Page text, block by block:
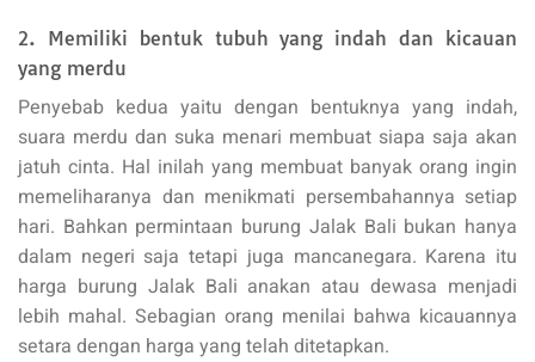
2. Memiliki bentuk tubuh yang indah dan kicauan
yang merdu
Penyebab kedua yaitu dengan bentuknya yang indah,
suara merdu dan suka menari membuat siapa saja akan
jatuh cinta. Hal inilah yang membuat banyak orang ingin
memeliharanya dan menikmati persembahannya setiap
hari. Bahkan permintaan burung Jalak Bali bukan hanya
dalam negeri saja tetapi juga mancanegara. Karena itu
harga burung Jalak Bali anakan atau dewasa menjadi
lebih mahal. Sebagian orang menilai bahwa kicauannya
setara dengan harga yang telah ditetapkan.